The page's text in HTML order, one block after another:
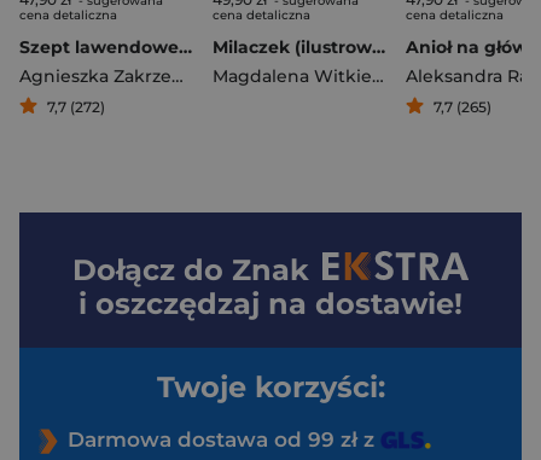
cena detaliczna
Szept lawendowego ogrodu
Agnieszka Zakrzewska
7,7 (272)
cena detaliczna
Milaczek (ilustrowane brzegi)
Magdalena Witkiewicz
cena detaliczna
Aleksandra Rak
7,7 (265)
Dołącz do Znak
i oszczędzaj na dostawie!
Twoje korzyści:
Darmowa dostawa od 99 zł z